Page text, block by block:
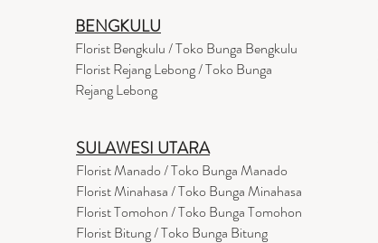
BENGKULU
Florist Bengkulu / Toko Bunga Bengkulu
Florist Rejang Lebong / Toko Bunga
Rejang Lebong
SULAWESI UTARA
Florist Manado / Toko Bunga Manado
Florist Minahasa / Toko Bunga Minahasa
Florist Tomohon / Toko Bunga Tomohon
Florist Bitung / Toko Bunga Bitung